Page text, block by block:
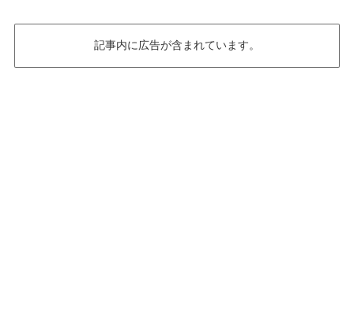
記事内に広告が含まれています。